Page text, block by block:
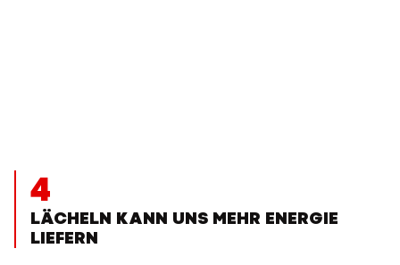
4
LÄCHELN KANN UNS MEHR ENERGIE
LIEFERN